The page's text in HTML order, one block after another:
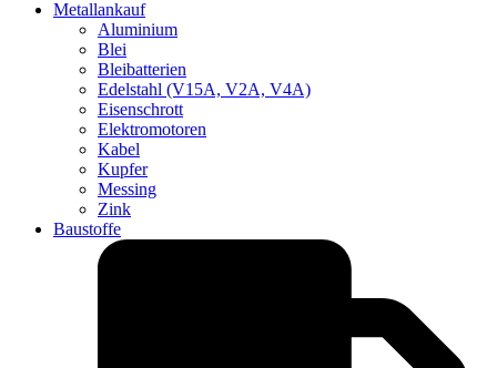
Metallankauf
Aluminium
Blei
Bleibatterien
Edelstahl (V15A, V2A, V4A)
Eisenschrott
Elektromotoren
Kabel
Kupfer
Messing
Zink
Baustoffe